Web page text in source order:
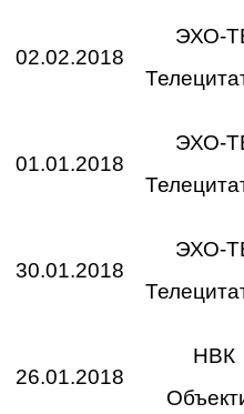
02.02.2018
ЭХО-
01.01.2018
ЭХО-
30.01.2018
ЭХО-
26.01.2018
НВК